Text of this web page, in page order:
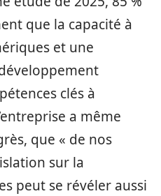
que la capacité à
et une
clés à
a même
que « de nos
sur la
peut se révéler aussi